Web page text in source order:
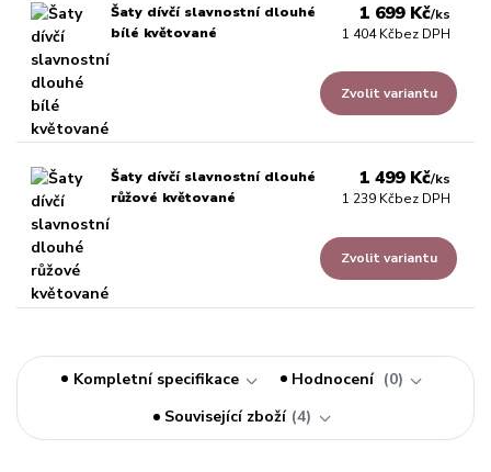
Šaty dívčí slavnostní dlouhé
bílé květované
1 699 Kč/ks
1 404 Kčbez DPH
Zvolit variantu
Šaty dívčí slavnostní dlouhé
růžové květované
1 499 Kč/ks
1 239 Kčbez DPH
Zvolit variantu
Kompletní specifikace Hodnocení
0
Související zboží 4